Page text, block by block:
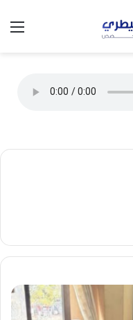
الوضع